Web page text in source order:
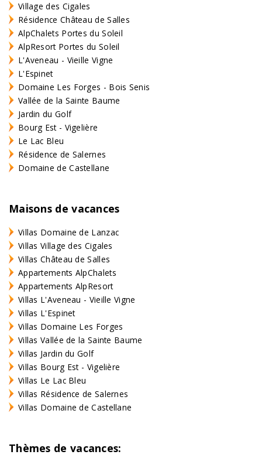
Village des Cigales
Résidence Château de Salles
AlpChalets Portes du Soleil
AlpResort Portes du Soleil
L'Aveneau - Vieille Vigne
L'Espinet
Domaine Les Forges - Bois Senis
Vallée de la Sainte Baume
Jardin du Golf
Bourg Est - Vigelière
Le Lac Bleu
Résidence de Salernes
Domaine de Castellane
Maisons de vacances
Villas Domaine de Lanzac
Villas Village des Cigales
Villas Château de Salles
Appartements AlpChalets
Appartements AlpResort
Villas L'Aveneau - Vieille Vigne
Villas L'Espinet
Villas Domaine Les Forges
Villas Vallée de la Sainte Baume
Villas Jardin du Golf
Villas Bourg Est - Vigelière
Villas Le Lac Bleu
Villas Résidence de Salernes
Villas Domaine de Castellane
Thèmes de vacances: